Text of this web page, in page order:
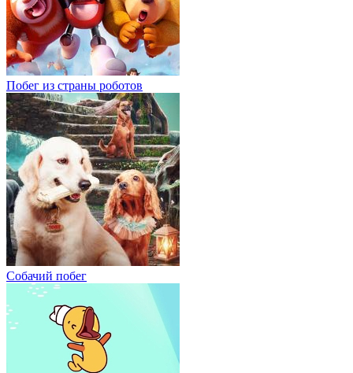
Побег из страны роботов
Собачий побег